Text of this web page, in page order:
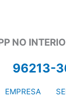
NO
96213-
EMPRESA